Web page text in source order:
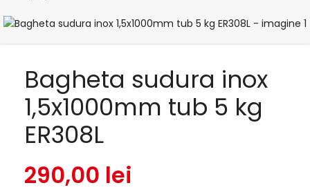
Bagheta sudura inox
1,5x1000mm tub 5 kg
ER308L
290,00 lei